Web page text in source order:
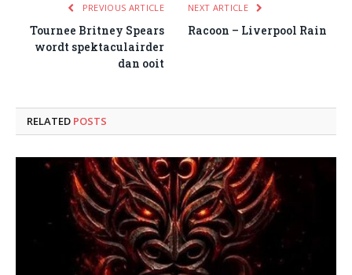
PREVIOUS ARTICLE
Tournee Britney Spears
wordt spektaculairder
dan ooit
NEXT ARTICLE
Racoon – Liverpool Rain
RELATED POSTS